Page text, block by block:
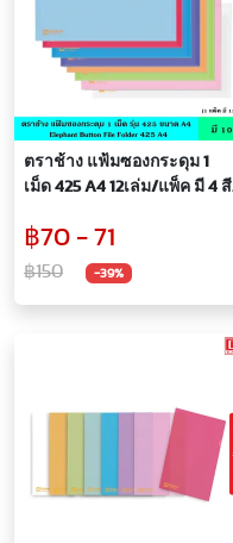
ตราช้าง แฟ้มซองกระดุม 1
เม็ด 425 A4 12เล่ม/แพ็ค มี 4 สี
พลาสติก หนา 0.15 มม. พร้อม
กระดุมเปิดปิด กันน้ำ
฿70 - 71
฿150 -39%